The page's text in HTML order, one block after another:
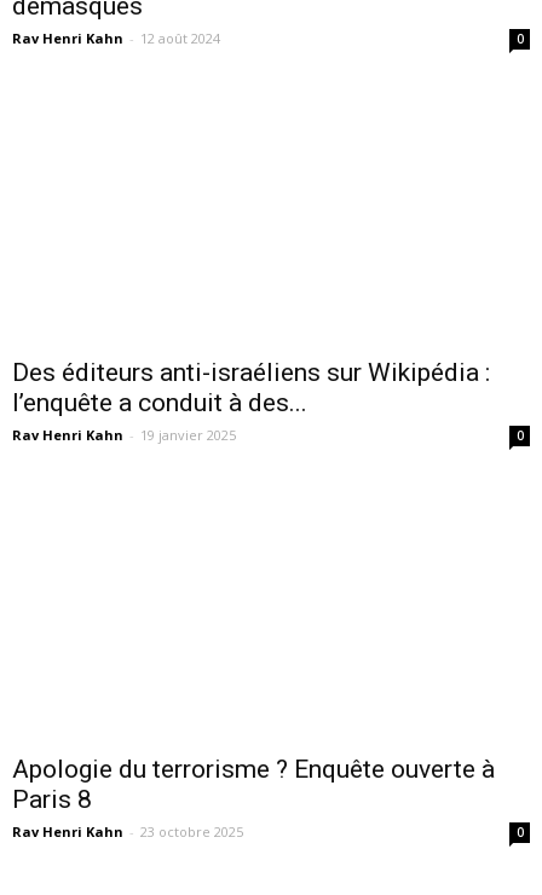
Rav Henri Kahn - 12 août 2024 0
Des éditeurs anti-israéliens sur Wikipédia :
l’enquête a conduit à des...
Rav Henri Kahn - 19 janvier 2025 0
Apologie du terrorisme ? Enquête ouverte à
Paris 8
Rav Henri Kahn - 23 octobre 2025 0